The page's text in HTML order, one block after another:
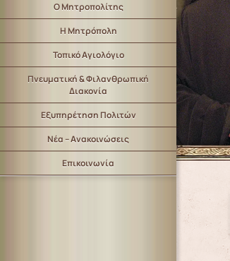
Ο Μητροπολίτης
Η Μητρόπολη
Τοπικό Αγιολόγιο
Πνευματική & Φιλανθρωπική
Διακονία
Εξυπηρέτηση Πολιτών
Νέα – Ανακοινώσεις
Επικοινωνία